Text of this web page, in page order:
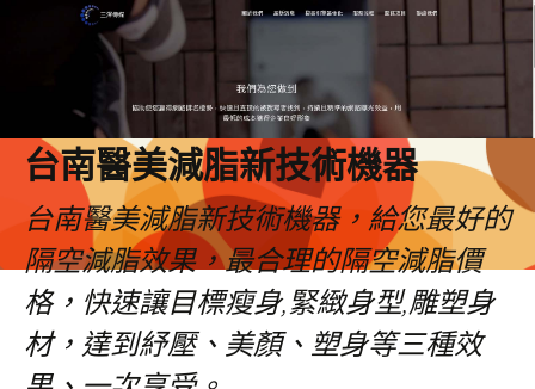
台南醫美減脂新技術機器
台南醫美減脂新技術機器，給您最好的
隔空減脂效果，最合理的隔空減脂價
格，快速讓目標瘦身,緊緻身型,雕塑身
材，達到紓壓、美顏、塑身等三種效